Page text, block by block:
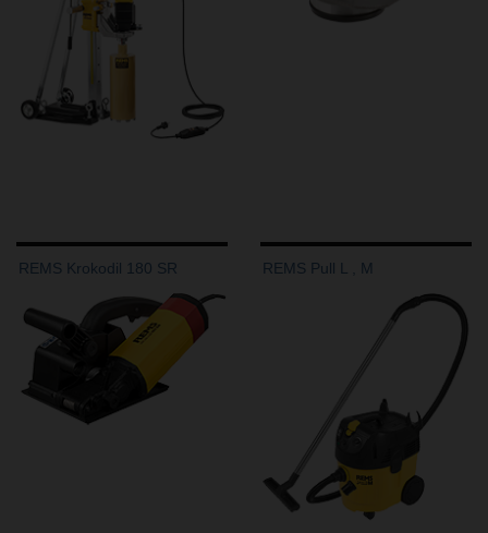
REMS Krokodil 180 SR REMS Pull L , M